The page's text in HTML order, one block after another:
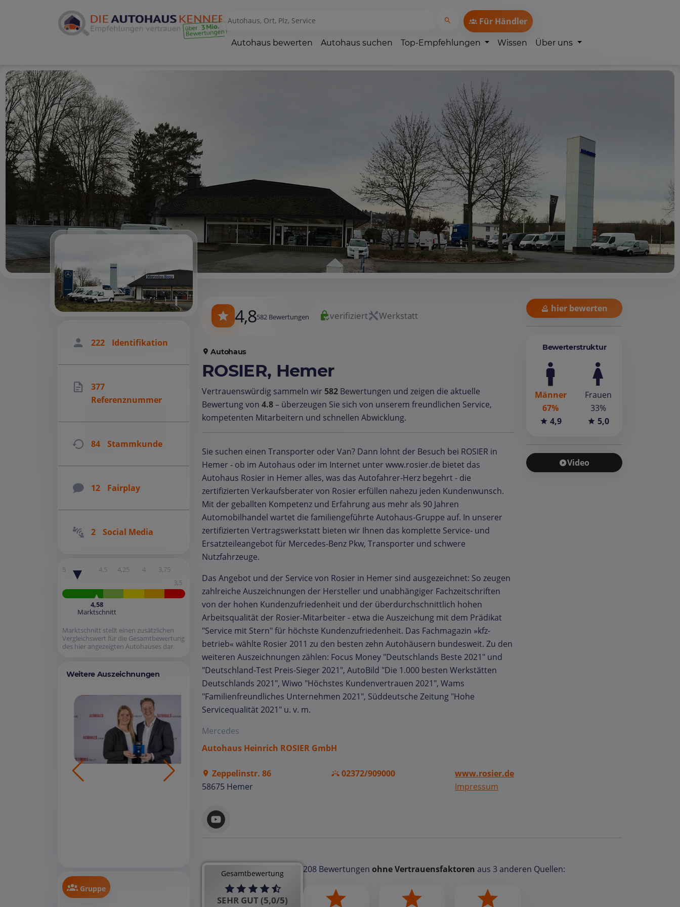
Für Händler
Autohaus bewerten Autohaus suchen Top-Empfehlungen Wissen Über uns
4,8582 Bewertungen verifiziert Werkstatt
Autohaus
ROSIER, Hemer
Vertrauenswürdig sammeln wir 582 Bewertungen und zeigen die aktuelle
Bewertung von 4.8– überzeugen Sie sich von unserem freundlichen Service,
kompetenten Mitarbeitern und schnellen Abwicklung.
Sie suchen einen Transporter oder Van? Dann lohnt der Besuch bei ROSIER in
Hemer - ob im Autohaus oder im Internet unter www.rosier.de bietet das
Autohaus Rosier in Hemer alles, was das Autofahrer-Herz begehrt - die
zertifizierten Verkaufsberater von Rosier erfüllen nahezu jeden Kundenwunsch.
Mit der geballten Kompetenz und Erfahrung aus mehr als 90 Jahren
Automobilhandel wartet die familiengeführte Autohaus-Gruppe auf. In unserer
zertifizierten Vertragswerkstatt bieten wir Ihnen das komplette Service- und
Ersatzteileangebot für Mercedes-Benz Pkw, Transporter und schwere
Nutzfahrzeuge.
Das Angebot und der Service von Rosier in Hemer sind ausgezeichnet: So zeugen
zahlreiche Auszeichnungen der Hersteller und unabhängiger Fachzeitschriften
von der hohen Kundenzufriedenheit und der überdurchschnittlich hohen
Arbeitsqualität der Rosier-Mitarbeiter - etwa die Auszeichung mit dem Prädikat
"Service mit Stern" für höchste Kundenzufriedenheit. Das Fachmagazin »kfz-
betrieb« wählte Rosier 2011 zu den besten zehn Autohäusern bundesweit. Zu den
weiteren Auszeichnungen zählen: Focus Money "Deutschlands Beste 2021" und
"Deutschland-Test Preis-Sieger 2021", AutoBild "Die 1.000 besten Werkstätten
Deutschlands 2021", Wiwo "Höchstes Kundenvertrauen 2021", Wams
"Familienfreundliches Unternehmen 2021", Süddeutsche Zeitung "Hohe
Servicequalität 2021" u. v. m.
Mercedes
Autohaus Heinrich ROSIER GmbH
Zeppelinstr. 86
58675 Hemer
02372/909000
www.rosier.de
Impressum
hier bewerten
Bewerterstruktur
Männer
67%
4,9
Frauen
33%
5,0
Video
Gesamtbewertung
SEHR GUT (5,0/5)
208 Bewertungen ohne Vertrauensfaktoren aus 3 anderen Quellen:
222 Identifikation
377
Referenznummer
84 Stammkunde
12 Fairplay
2 Social Media
5 4,5 4,25 4
3,75
3,5
4,58
Marktschnitt
Marktschnitt stellt einen zusätzlichen
Vergleichswert für die Gesamtbewertung
des hier angezeigten Autohauses dar.
Weitere Auszeichnungen
Gruppe